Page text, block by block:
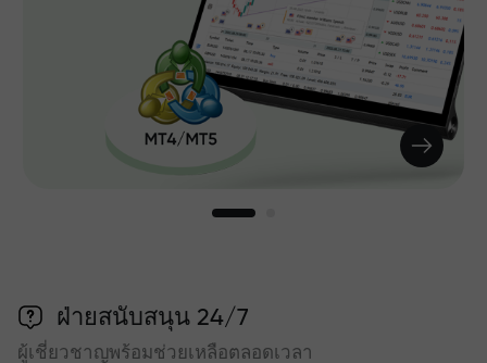
ฝ่ายสนับสนุน 24/7
ผู้เชี่ยวชาญพร้อมช่วยเหลือตลอดเวลา